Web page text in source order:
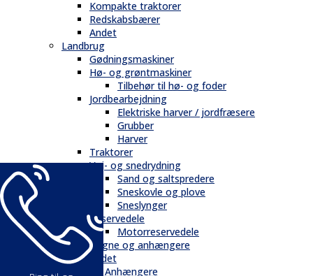
Kompakte traktorer
Redskabsbærer
Andet
Landbrug
Gødningsmaskiner
Hø- og grøntmaskiner
Tilbehør til hø- og foder
Jordbearbejdning
Elektriske harver / jordfræsere
Grubber
Harver
Traktorer
Vej- og snedrydning
Sand og saltspredere
Sneskovle og plove
Sneslynger
Reservedele
Motorreservedele
Vogne og anhængere
Andet
Trailere / Anhængere